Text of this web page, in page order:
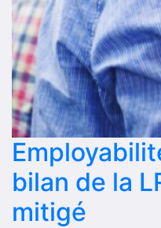
bilan de la
mitigé